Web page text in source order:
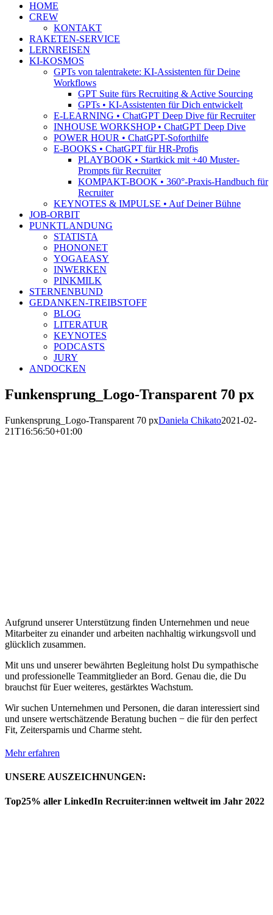
HOME
CREW
KONTAKT
RAKETEN-SERVICE
LERNREISEN
KI-KOSMOS
GPTs von talentrakete: KI-Assistenten für Deine
Workflows
GPT Suite fürs Recruiting & Active Sourcing
GPTs • KI-Assistenten für Dich entwickelt
E-LEARNING • ChatGPT Deep Dive für Recruiter
INHOUSE WORKSHOP • ChatGPT Deep Dive
POWER HOUR • ChatGPT-Soforthilfe
E-BOOKS • ChatGPT für HR-Profis
PLAYBOOK • Startkick mit +40 Muster-
Prompts für Recruiter
KOMPAKT-BOOK • 360°-Praxis-Handbuch für
Recruiter
KEYNOTES & IMPULSE • Auf Deiner Bühne
JOB-ORBIT
PUNKTLANDUNG
STATISTA
PHONONET
YOGAEASY
INWERKEN
PINKMILK
STERNENBUND
GEDANKEN-TREIBSTOFF
BLOG
LITERATUR
KEYNOTES
PODCASTS
JURY
ANDOCKEN
Funkensprung_Logo-Transparent 70 px
Funkensprung_Logo-Transparent 70 pxDaniela Chikato2021-02-
21T16:56:50+01:00
Aufgrund unserer Unterstützung finden Unternehmen und neue
Mitarbeiter zu einander und arbeiten nachhaltig wirkungsvoll und
glücklich zusammen.
Mit uns und unserer bewährten Begleitung holst Du sympathische
und professionelle Teammitglieder an Bord. Genau die, die Du
brauchst für Euer weiteres, gestärktes Wachstum.
Wir suchen Unternehmen und Personen, die daran interessiert sind
und unsere wertschätzende Beratung buchen − die für den perfect
Fit, Zeitersparnis und Charme steht.
Mehr erfahren
UNSERE AUSZEICHNUNGEN:
Top25% aller LinkedIn Recruiter:innen weltweit im Jahr 2022